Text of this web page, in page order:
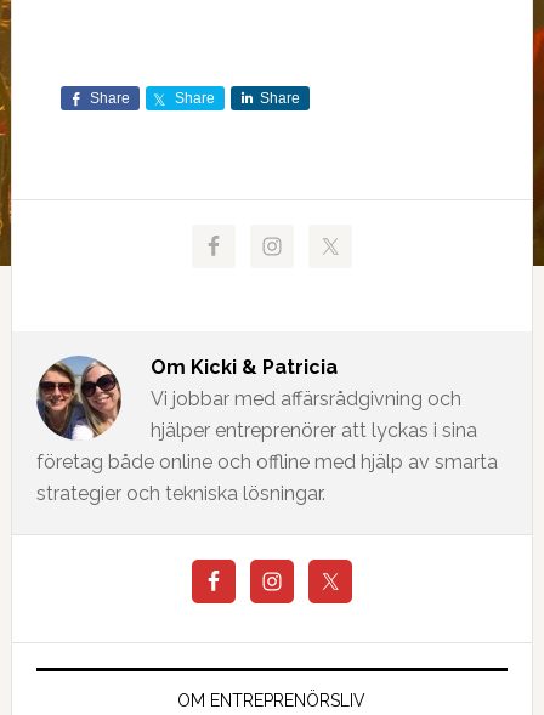
Share Share Share
Om Kicki & Patricia
Vi jobbar med affärsrådgivning och
hjälper entreprenörer att lyckas i sina
företag både online och offline med hjälp av smarta
strategier och tekniska lösningar.
OM ENTREPRENÖRSLIV